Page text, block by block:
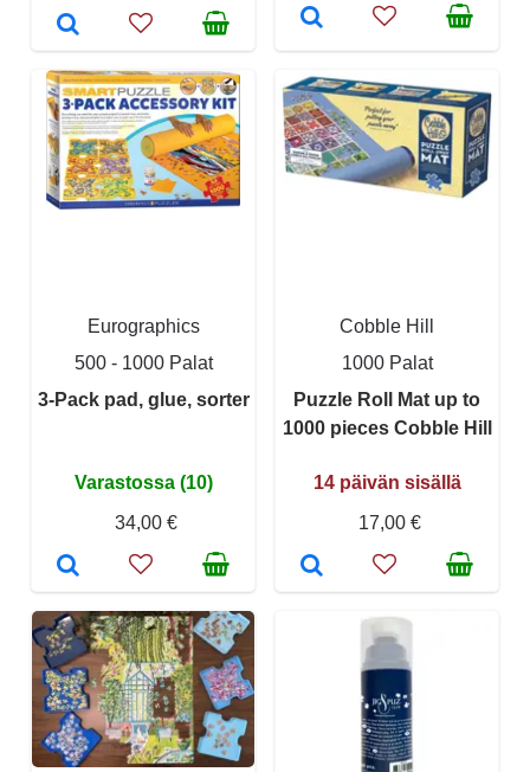
Eurographics
500 - 1000 Palat
3-Pack pad, glue, sorter
Varastossa (10)
34,00 €
Cobble Hill
1000 Palat
Puzzle Roll Mat up to
1000 pieces Cobble Hill
14 päivän sisällä
17,00 €